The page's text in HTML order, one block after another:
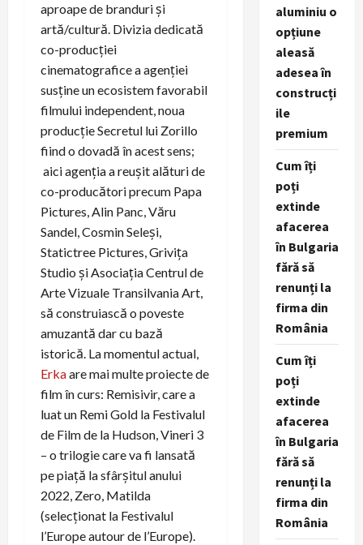
aproape de branduri și
artă/cultură. Divizia dedicată
co-producției
cinematografice a agenției
susține un ecosistem favorabil
filmului independent, noua
producție Secretul lui Zorillo
fiind o dovadă în acest sens;
aici agenția a reușit alături de
co-producători precum Papa
Pictures, Alin Panc, Văru
Sandel, Cosmin Seleși,
Statictree Pictures, Grivița
Studio și Asociația Centrul de
Arte Vizuale Transilvania Art,
să construiască o poveste
amuzantă dar cu bază
istorică. La momentul actual,
Erkaare mai multe proiecte de
film în curs: Remisivir, care a
luat un Remi Gold la Festivalul
de Film de la Hudson, Vineri 3
– o trilogie care va fi lansată
pe piață la sfârșitul anului
2022, Zero, Matilda
(selecționat la Festivalul
l’Europe autour de l’Europe).
aluminiu o
opțiune
aleasă
adesea în
construcți
ile
premium
Cum îți
poți
extinde
afacerea
în Bulgaria
fără să
renunți la
firma din
România
Cum îți
poți
extinde
afacerea
în Bulgaria
fără să
renunți la
firma din
România